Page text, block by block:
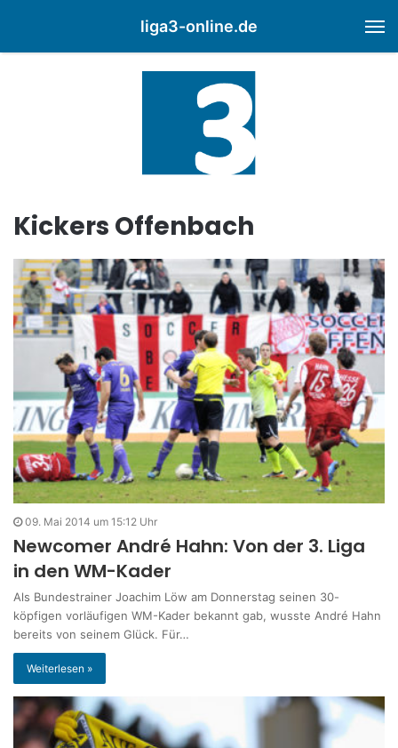
liga3-online.de
Kickers Offenbach
09. Mai 2014 um 15:12 Uhr
Newcomer André Hahn: Von der 3. Liga
in den WM-Kader
Als Bundestrainer Joachim Löw am Donnerstag seinen 30-
köpfigen vorläufigen WM-Kader bekannt gab, wusste André Hahn
bereits von seinem Glück. Für…
Weiterlesen »